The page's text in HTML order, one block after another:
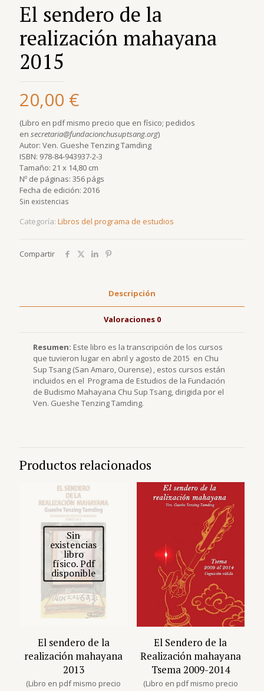
El sendero de la
realización mahayana
2015
20,00 €
(Libro en pdf mismo precio que en físico; pedidos
en secretaria@fundacionchusuptsang.org)
Autor: Ven. Gueshe Tenzing Tamding
ISBN: 978-84-943937-2-3
Tamaño: 21 x 14,80 cm
Nº de páginas: 356 págs
Fecha de edición: 2016
Sin existencias
Categoría: Libros del programa de estudios
Compartir
Descripción
Valoraciones 0
Resumen: Este libro es la transcripción de los cursos
que tuvieron lugar en abril y agosto de 2015 en Chu
Sup Tsang (San Amaro, Ourense) , estos cursos están
incluidos en el Programa de Estudios de la Fundación
de Budismo Mahayana Chu Sup Tsang, dirigida por el
Ven. Gueshe Tenzing Tamding.
Productos relacionados
Sin
existencias
libro
físico. Pdf
disponible
El sendero de la
realización mahayana
2013
(Libro en pdf mismo precio
El Sendero de la
Realización mahayana
Tsema 2009-2014
(Libro en pdf mismo precio